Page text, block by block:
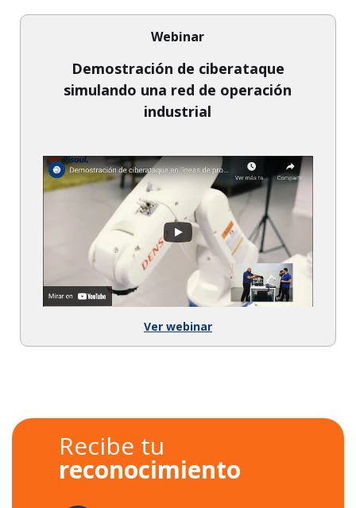
Webinar
Demostración de ciberataque
simulando una red de operación
industrial
Ver webinar
Recibe tu
reconocimiento